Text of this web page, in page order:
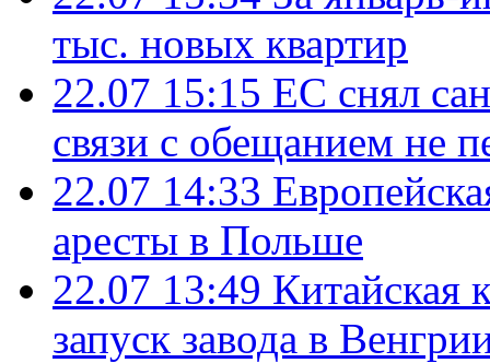
тыс. новых квартир
22.07 15:15 ЕС снял
связи с обещанием не
22.07 14:33
аресты в Польше
22.07 13:49 Китайская
запуск завода в